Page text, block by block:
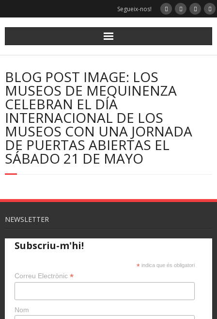
Segueix-nos!
BLOG POST IMAGE: LOS
MUSEOS DE MEQUINENZA
CELEBRAN EL DÍA
INTERNACIONAL DE LOS
MUSEOS CON UNA JORNADA
DE PUERTAS ABIERTAS EL
SÁBADO 21 DE MAYO
NEWSLETTER
Subscriu-m'hi!
* indica que és obligatori
Correu Electrònic *
Nom